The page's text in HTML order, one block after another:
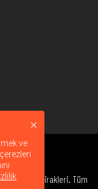
ve iştirakleri. Tüm
ve